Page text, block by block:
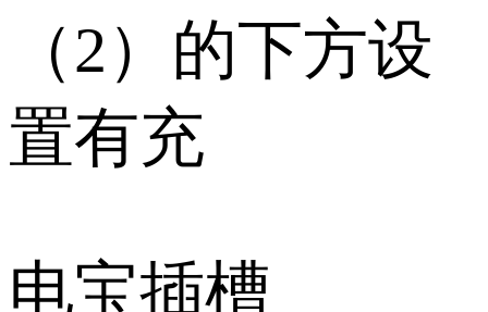
（2）的下方设
置有充
电宝插槽